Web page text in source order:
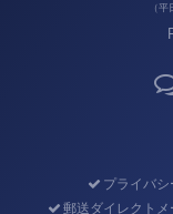
（
プライバ
郵送ダイレクト